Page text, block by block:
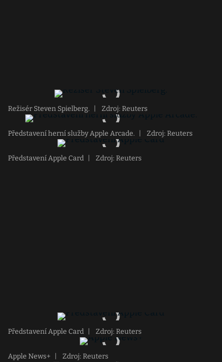
Režisér Steven Spielberg. Zdroj: Reuters
Představení herní služby Apple Arcade. Zdroj: Reuters
Představení Apple Card Zdroj: Reuters
Představení Apple Card Zdroj: Reuters
Apple News+ Zdroj: Reuters